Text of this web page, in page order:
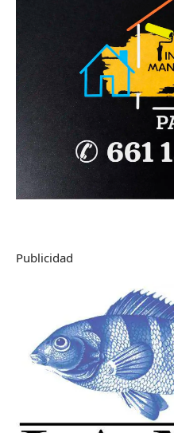
Publicidad